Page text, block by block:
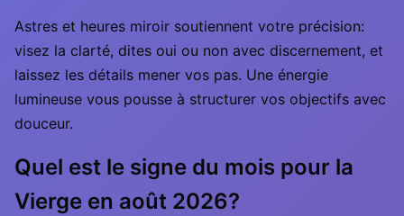
Astres et heures miroir soutiennent votre précision:
visez la clarté, dites oui ou non avec discernement, et
laissez les détails mener vos pas. Une énergie
lumineuse vous pousse à structurer vos objectifs avec
douceur.
Quel est le signe du mois pour la
Vierge en août 2026?